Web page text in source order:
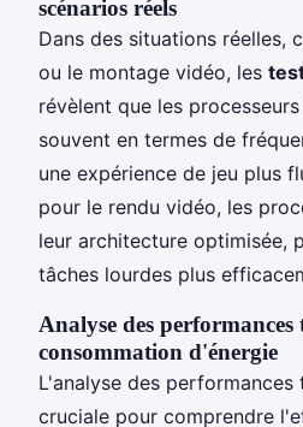
scénarios réels
Dans des situations réelles,
ou le montage vidéo, les
révèlent que les
souvent en termes de
une expérience de jeu plus
pour le rendu vidéo, les
leur architecture optimisée,
tâches lourdes plus
Analyse des performances
consommation d'énergie
L'analyse des performances
cruciale pour comprendre